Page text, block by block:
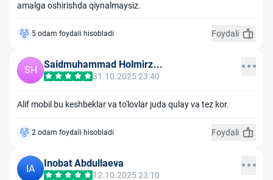
amalga oshirishda qiynalmaysiz.
Foydali
5 odam foydali hisobladi
SH Saidmuhammad Holmirzaev
31.10.2025 23:40
Alif mobil bu keshbeklar va to'lovlar juda qulay va tez kor.
Foydali
2 odam foydali hisobladi
IA Inobat Abdullaeva
12.10.2025 23:10